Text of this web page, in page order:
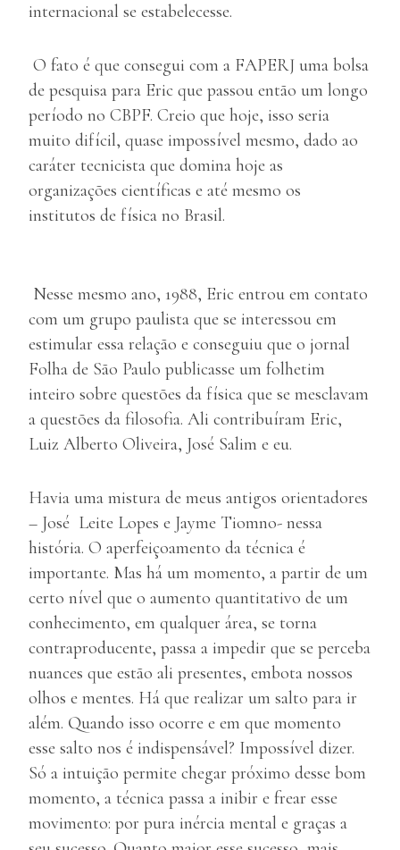
internacional se estabelecesse.
O fato é que consegui com a FAPERJ uma bolsa
de pesquisa para Eric que passou então um longo
período no CBPF. Creio que hoje, isso seria
muito difícil, quase impossível mesmo, dado ao
caráter tecnicista que domina hoje as
organizações científicas e até mesmo os
institutos de física no Brasil.
Nesse mesmo ano, 1988, Eric entrou em contato
com um grupo paulista que se interessou em
estimular essa relação e conseguiu que o jornal
Folha de São Paulo publicasse um folhetim
inteiro sobre questões da física que se mesclavam
a questões da filosofia. Ali contribuíram Eric,
Luiz Alberto Oliveira, José Salim e eu.
Havia uma mistura de meus antigos orientadores
– José Leite Lopes e Jayme Tiomno- nessa
história. O aperfeiçoamento da técnica é
importante. Mas há um momento, a partir de um
certo nível que o aumento quantitativo de um
conhecimento, em qualquer área, se torna
contraproducente, passa a impedir que se perceba
nuances que estão ali presentes, embota nossos
olhos e mentes. Há que realizar um salto para ir
além. Quando isso ocorre e em que momento
esse salto nos é indispensável? Impossível dizer.
Só a intuição permite chegar próximo desse bom
momento, a técnica passa a inibir e frear esse
movimento: por pura inércia mental e graças a